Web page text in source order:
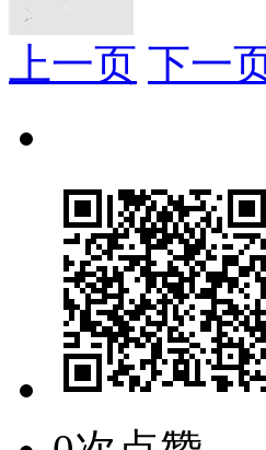
上一页 下一